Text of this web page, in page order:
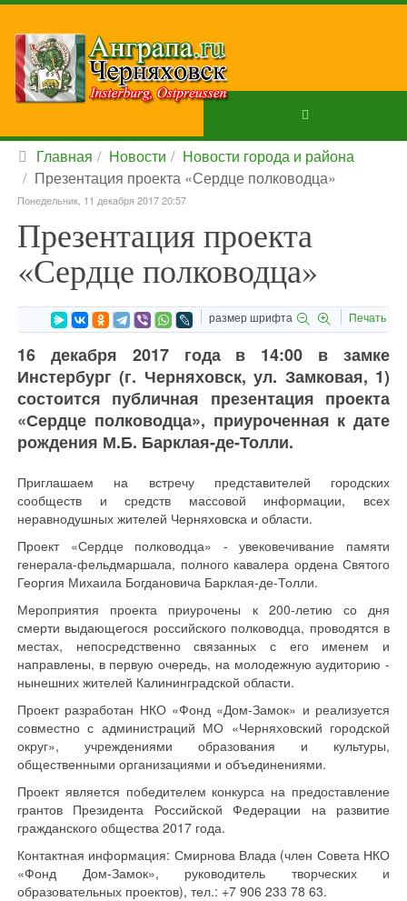
Главная Новости
Новости города и района
Презентация проекта «Сердце полководца»
Понедельник, 11 декабря 2017 20:57
Презентация проекта
«Сердце полководца»
размер шрифта Печать
16 декабря 2017 года в 14:00 в замке
Инстербург (г. Черняховск, ул. Замковая, 1)
состоится публичная презентация проекта
«Сердце полководца», приуроченная к дате
рождения М.Б. Барклая-де-Толли.
Приглашаем на встречу представителей городских
сообществ и средств массовой информации, всех
неравнодушных жителей Черняховска и области.
Проект «Сердце полководца» - увековечивание памяти
генерала-фельдмаршала, полного кавалера ордена Святого
Георгия Михаила Богдановича Барклая-де-Толли.
Мероприятия проекта приурочены к 200-летию со дня
смерти выдающегося российского полководца, проводятся в
местах, непосредственно связанных с его именем и
направлены, в первую очередь, на молодежную аудиторию -
нынешних жителей Калининградской области.
Проект разработан НКО «Фонд «Дом-Замок» и реализуется
совместно с администраций МО «Черняховский городской
округ», учреждениями образования и культуры,
общественными организациями и объединениями.
Проект является победителем конкурса на предоставление
грантов Президента Российской Федерации на развитие
гражданского общества 2017 года.
Контактная информация: Смирнова Влада (член Совета НКО
«Фонд Дом-Замок», руководитель творческих и
образовательных проектов), тел.: +7 906 233 78 63.